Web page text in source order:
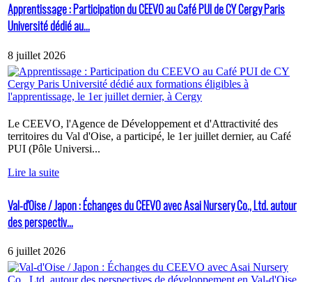
Apprentissage : Participation du CEEVO au Café PUI de CY Cergy Paris
Université dédié au...
8 juillet 2026
Le CEEVO, l'Agence de Développement et d'Attractivité des
territoires du Val d'Oise, a participé, le 1er juillet dernier, au Café
PUI (Pôle Universi...
Lire la suite
Val-d'Oise / Japon : Échanges du CEEVO avec Asai Nursery Co., Ltd. autour
des perspectiv...
6 juillet 2026